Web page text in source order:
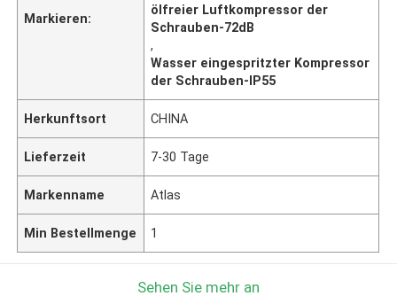
Markieren:
ölfreier Luftkompressor der
Schrauben-72dB
,
Wasser eingespritzter Kompressor
der Schrauben-IP55
Herkunftsort CHINA
Lieferzeit 7-30 Tage
Markenname Atlas
Min Bestellmenge 1
Sehen Sie mehr an